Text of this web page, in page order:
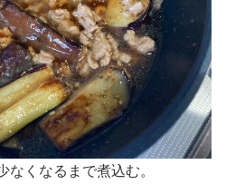
くなるまで煮込む。